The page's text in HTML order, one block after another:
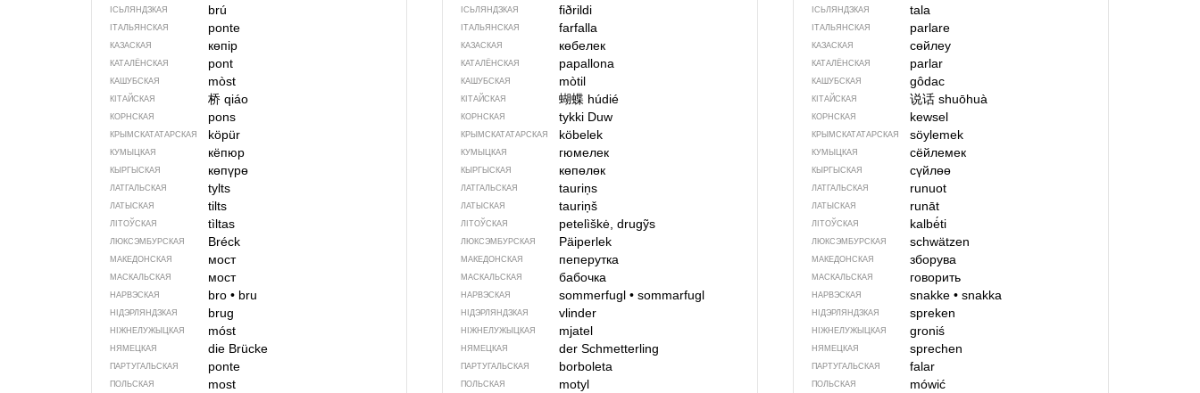
ІСЬЛЯНДЗКАЯ brú
ІТАЛЬЯНСКАЯ ponte
КАЗАСКАЯ көпір
КАТАЛЁНСКАЯ pont
КАШУБСКАЯ mòst
КІТАЙСКАЯ 桥 qiáo
КОРНСКАЯ pons
КРЫМСКАТАТАРСКАЯ köpür
КУМЫЦКАЯ кёпюр
КЫРГЫСКАЯ көпүрө
ЛАТГАЛЬСКАЯ tylts
ЛАТЫСКАЯ tilts
ЛІТОЎСКАЯ tìltas
ЛЮКСЭМБУРСКАЯ Bréck
МАКЕДОНСКАЯ мост
МАСКАЛЬСКАЯ мост
НАРВЭСКАЯ bro •bru
НІДЭРЛЯНДЗКАЯ brug
НІЖНЕЛУЖЫЦКАЯ móst
НЯМЕЦКАЯ die Brücke
ПАРТУГАЛЬСКАЯ ponte
ПОЛЬСКАЯ most
ІСЬЛЯНДЗКАЯ fiðrildi
ІТАЛЬЯНСКАЯ farfalla
КАЗАСКАЯ көбелек
КАТАЛЁНСКАЯ papallona
КАШУБСКАЯ mòtil
КІТАЙСКАЯ 蝴蝶 húdié
КОРНСКАЯ tykki Duw
КРЫМСКАТАТАРСКАЯ köbelek
КУМЫЦКАЯ гюмелек
КЫРГЫСКАЯ көпөлөк
ЛАТГАЛЬСКАЯ tauriņs
ЛАТЫСКАЯ tauriņš
ЛІТОЎСКАЯ petelìškė, drugỹs
ЛЮКСЭМБУРСКАЯ Päiperlek
МАКЕДОНСКАЯ пеперутка
МАСКАЛЬСКАЯ бабочка
НАРВЭСКАЯ sommerfugl • sommarfugl
НІДЭРЛЯНДЗКАЯ vlinder
НІЖНЕЛУЖЫЦКАЯ mjatel
НЯМЕЦКАЯ der Schmetterling
ПАРТУГАЛЬСКАЯ borboleta
ПОЛЬСКАЯ motyl
ІСЬЛЯНДЗКАЯ tala
ІТАЛЬЯНСКАЯ parlare
КАЗАСКАЯ сөйлеу
КАТАЛЁНСКАЯ parlar
КАШУБСКАЯ gôdac
КІТАЙСКАЯ 说话shuōhuà
КОРНСКАЯ kewsel
КРЫМСКАТАТАРСКАЯ söylemek
КУМЫЦКАЯ сёйлемек
КЫРГЫСКАЯ сүйлөө
ЛАТГАЛЬСКАЯ runuot
ЛАТЫСКАЯ runāt
ЛІТОЎСКАЯ kalbė́ti
ЛЮКСЭМБУРСКАЯ schwätzen
МАКЕДОНСКАЯ зборува
МАСКАЛЬСКАЯ говорить
НАРВЭСКАЯ snakke• snakka
НІДЭРЛЯНДЗКАЯ spreken
НІЖНЕЛУЖЫЦКАЯ groniś
НЯМЕЦКАЯ sprechen
ПАРТУГАЛЬСКАЯ falar
ПОЛЬСКАЯ mówić